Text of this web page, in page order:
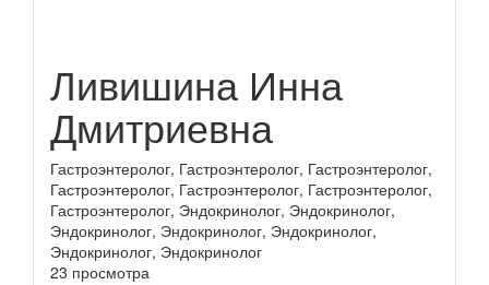
Ливишина Инна
Дмитриевна
Гастроэнтеролог, Гастроэнтеролог, Гастроэнтеролог,
Гастроэнтеролог, Гастроэнтеролог, Гастроэнтеролог,
Гастроэнтеролог, Эндокринолог, Эндокринолог,
Эндокринолог, Эндокринолог, Эндокринолог,
Эндокринолог, Эндокринолог
23 просмотра